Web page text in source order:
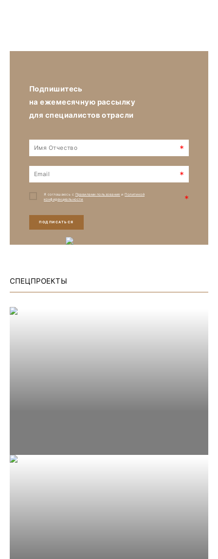
Подпишитесь
на ежемесячную рассылку
для специалистов отрасли
*
*
Я соглашаюсь с Правилами пользования иПолитикой
конфиденциальности
*
ПОДПИСАТЬСЯ
СПЕЦПРОЕКТЫ